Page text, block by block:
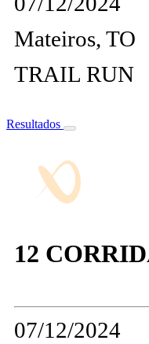
Mateiros, TO
TRAIL RUN
Resultados
12
07/12/2024